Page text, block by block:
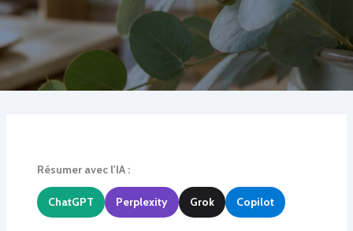
Résumer avec l'IA :
ChatGPT Perplexity Grok Copilot